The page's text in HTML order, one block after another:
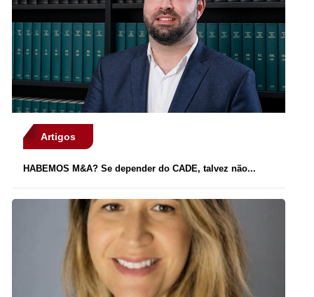
Artigos
HABEMOS M&A? Se depender do CADE, talvez não...